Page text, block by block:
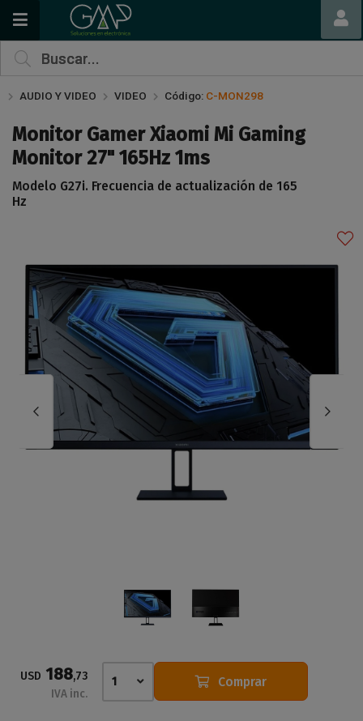
Compartir por email
AUDIO Y VIDEO VIDEO Código: C-MON298
Monitor Gamer Xiaomi Mi Gaming
Monitor 27" 165Hz 1ms
Modelo G27i. Frecuencia de actualización de 165
Hz
USD 188,73
IVA inc.
1 Comprar